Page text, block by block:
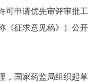
可申请优先审评审批工
《征求意见稿》）公开
国家药监局组织起草